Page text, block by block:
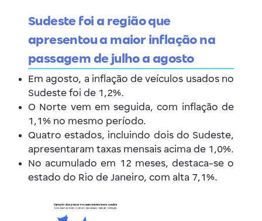
Sudeste foi a região que
apresentou a maior inflação na
passagem de julho a agosto
Em agosto, a inflação de veículos usados no
Sudeste foi de 1,2%.
O Norte vem em seguida, com inflação de
1,1% no mesmo período.
Quatro estados, incluindo dois do Sudeste,
apresentaram taxas mensais acima de 1,0%.
No acumulado em 12 meses, destaca-se o
estado do Rio de Janeiro, com alta 7,1%.